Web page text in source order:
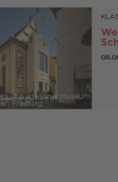
© Augustinermuseum
Freiburg